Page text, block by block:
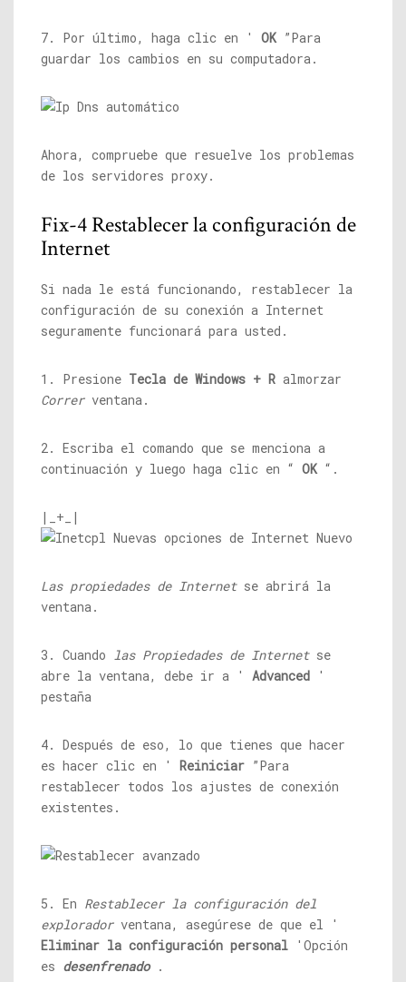
7. Por último, haga clic en ' OK”Para
guardar los cambios en su computadora.
Ahora, compruebe que resuelve los problemas
de los servidores proxy.
Fix-4 Restablecer la configuración de
Internet
Si nada le está funcionando, restablecer la
configuración de su conexión a Internet
seguramente funcionará para usted.
1. Presione Tecla de Windows + R almorzar
Correrventana.
2. Escriba el comando que se menciona a
continuación y luego haga clic en “ OK“.
|_+_|
Las propiedades de Internetse abrirá la
ventana.
3. Cuando las Propiedades de Internetse
abre la ventana, debe ir a ' Advanced '
pestaña
4. Después de eso, lo que tienes que hacer
es hacer clic en ' Reiniciar ”Para
restablecer todos los ajustes de conexión
existentes.
5. En Restablecer la configuración del
exploradorventana, asegúrese de que el '
Eliminar la configuración personal 'Opción
es desenfrenado .